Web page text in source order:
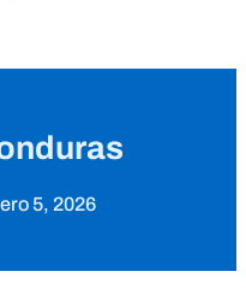
5, 2026